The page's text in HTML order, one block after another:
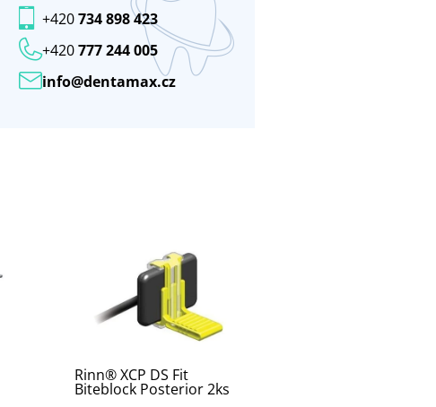
info@dentamax.cz
+420777 244 005
+420734 898 423
Rinn® XCP DS Fit
Biteblock Posterior 2ks